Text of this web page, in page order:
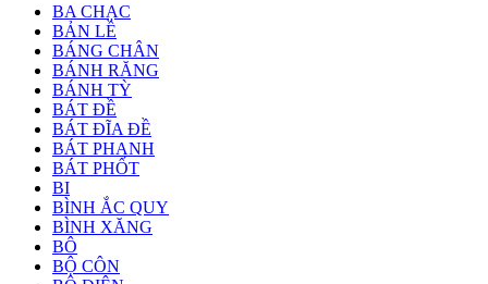
BA CHẠC
BẢN LỀ
BÁNG CHÂN
BÁNH RĂNG
BÁNH TỲ
BÁT ĐỀ
BÁT ĐĨA ĐỀ
BÁT PHANH
BÁT PHỐT
BI
BÌNH ẮC QUY
BÌNH XĂNG
BÔ
BỘ CÔN